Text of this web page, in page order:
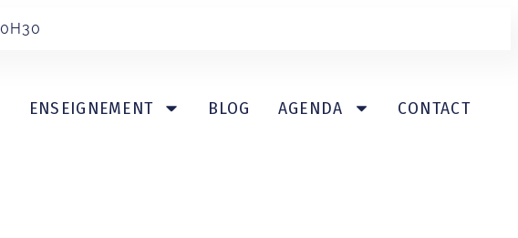
ENSEIGNEMENT BLOG AGENDA CONTACT